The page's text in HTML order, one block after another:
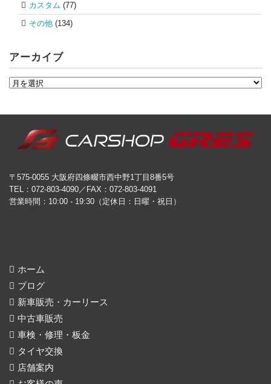
カスタム (77)
その他 (134)
アーカイブ
〒575-0055 大阪府四條畷市西中野1丁目8番5号
TEL：072-803-4090／FAX：072-803-4091
営業時間：10:00 - 19:30（定休日：日曜・祝日）
ホーム
ブログ
新車販売・カーリース
中古車販売
車検・修理・板金
タイヤ交換
店舗案内